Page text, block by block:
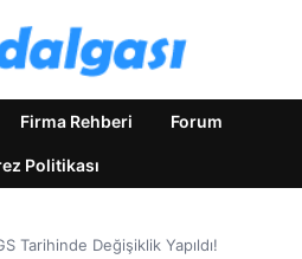
Firma Rehberi Forum
Politikası
Tarihinde Değişiklik Yapıldı!